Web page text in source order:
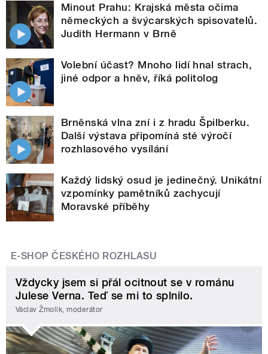
Minout Prahu: Krajská města očima
německých a švýcarských spisovatelů.
Judith Hermann v Brně
Volební účast? Mnoho lidí hnal strach,
jiné odpor a hněv, říká politolog
Brněnská vlna zní i z hradu Špilberku.
Další výstava připomíná sté výročí
rozhlasového vysílání
Každý lidský osud je jedinečný. Unikátní
vzpomínky pamětníků zachycují
Moravské příběhy
E-SHOP ČESKÉHO ROZHLASU
Vždycky jsem si přál ocitnout se v románu
Julese Verna. Teď se mi to splnilo.
Václav Žmolík, moderátor